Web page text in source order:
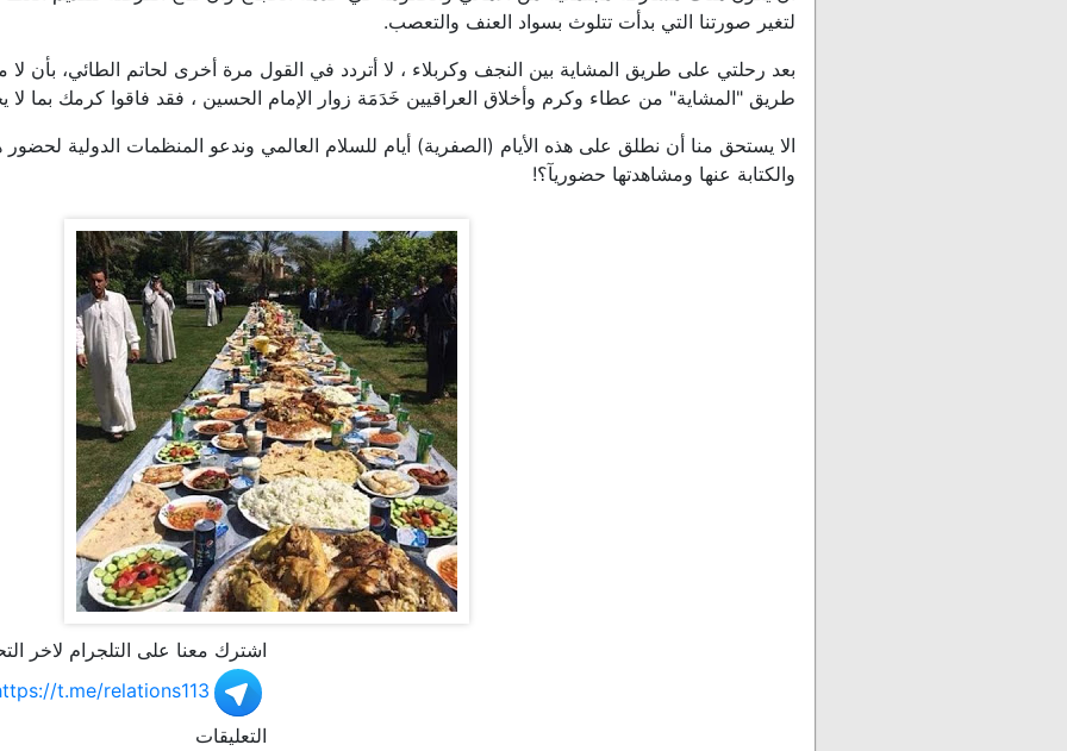
لتغير صورتنا التي بدأت تتلوث بسواد العنف والتعصب.
بعد رحلتي على طريق المشاية بين النجف وكربلاء ، لا أتردد في القول مرة أخرى لحاتم الطائي، بأن لا
طريق "المشاية" من عطاء وكرم وأخلاق العراقيين خَدَمَة زوار الإمام الحسين ، فقد فاقوا كرمك بما لا
اﻻ يستحق منا أن نطلق على هذه الأيام (الصفرية) أيام للسلام العالمي وندعو المنظمات الدولية لحضور
والكتابة عنها ومشاهدتها حضوريآ؟!
اشترك معنا على التلجرام لاخر
t.me/relations113
التعليقات